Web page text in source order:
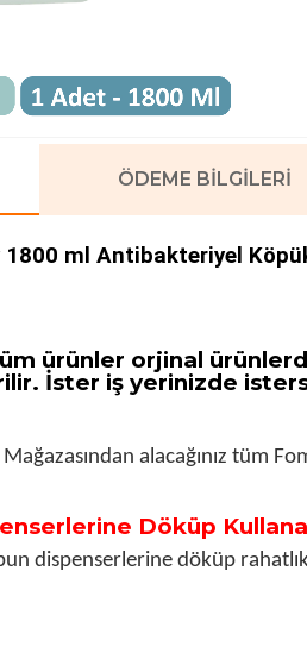
ÖDEME BILGILERI
1800 ml Antibakteriyel
ürünler orjinal
İster iş yerinizde
alacağınız tüm
Döküp
dispenserlerine döküp